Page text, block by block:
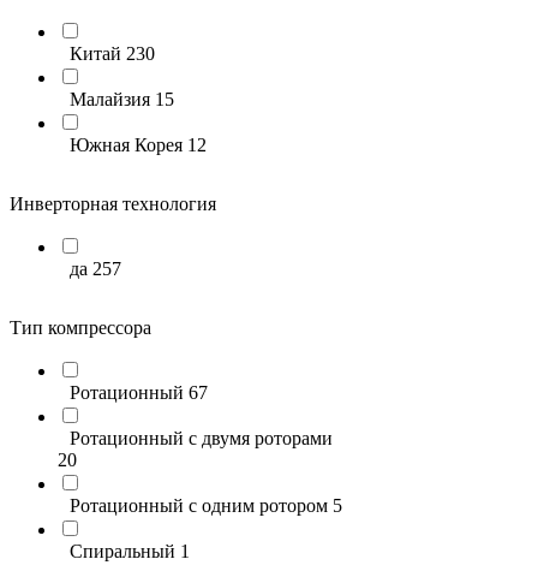
Hisense
LG
ROYAL CLIMA
ULTIMA COMFORT
Китай 230
Малайзия 15
Южная Корея 12
Инверторная технология
да 257
Тип компрессора
Ротационный 67
Ротационный с двумя роторами
20
Ротационный с одним ротором 5
Спиральный 1